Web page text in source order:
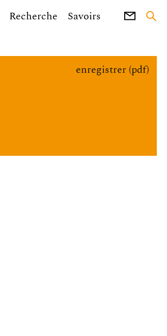
Recherche Savoirs
enregistrer (pdf)